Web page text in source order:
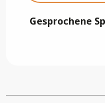
Gesprochene
Gesprochene